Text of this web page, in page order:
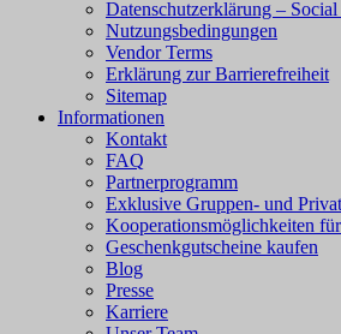
Datenschutzerklärung –
Nutzungsbedingungen
Vendor Terms
Erklärung zur Barrierefreiheit
Sitemap
Informationen
Kontakt
FAQ
Partnerprogramm
Exklusive Gruppen- und
Kooperationsmöglichkeiten
Geschenkgutscheine kaufen
Blog
Presse
Karriere